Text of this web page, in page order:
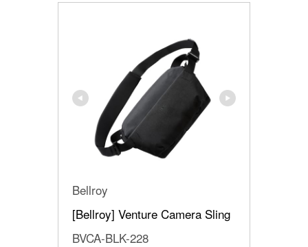
Bellroy
[Bellroy] Venture Camera Sling
BVCA-BLK-228